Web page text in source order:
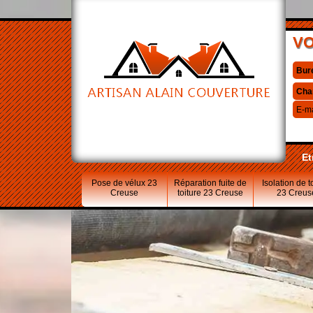
E-
Pose de vélux 23
Creuse
Réparation fuite de
toiture 23 Creuse
Isolation de
23